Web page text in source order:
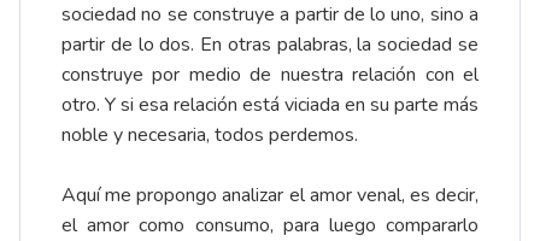
sociedad no se construye a partir de lo uno, sino a
partir de lo dos. En otras palabras, la sociedad se
construye por medio de nuestra relación con el
otro. Y si esa relación está viciada en su parte más
noble y necesaria, todos perdemos.
Aquí me propongo analizar el amor venal, es decir,
el amor como consumo, para luego compararlo